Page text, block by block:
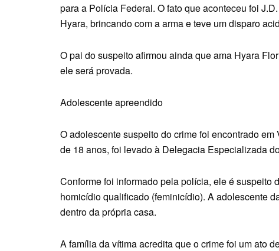
para a Polícia Federal. O fato que aconteceu foi
Hyara, brincando com a arma e teve um disparo
O pai do suspeito afirmou ainda que ama Hyara
ele será provada.
Adolescente apreendido
O adolescente suspeito do crime foi encontrado
de 18 anos, foi levado à Delegacia Especializada
Conforme foi informado pela polícia, ele é suspeito
homicídio qualificado (feminicídio). A adolescente
dentro da própria casa.
A família da vítima acredita que o crime foi um ato